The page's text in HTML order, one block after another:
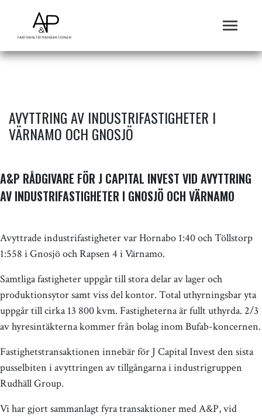
AVYTTRING AV INDUSTRIFASTIGHETER I
VÄRNAMO OCH GNOSJÖ
A&P RÅDGIVARE FÖR J CAPITAL INVEST VID AVYTTRING
AV INDUSTRIFASTIGHETER I GNOSJÖ OCH VÄRNAMO
Avyttrade industrifastigheter var Hornabo 1:40 och Töllstorp
1:558 i Gnosjö och Rapsen 4 i Värnamo.
Samtliga fastigheter uppgår till stora delar av lager och
produktionsytor samt viss del kontor. Total uthyrningsbar yta
uppgår till cirka 13 800 kvm. Fastigheterna är fullt uthyrda. 2/3
av hyresintäkterna kommer från bolag inom Bufab-koncernen.
Fastighetstransaktionen innebär för J Capital Invest den sista
pusselbiten i avyttringen av tillgångarna i industrigruppen
Rudhäll Group.
Vi har gjort sammanlagt fyra transaktioner med A&P, vid